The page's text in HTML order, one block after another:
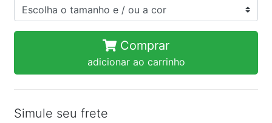
Comprar
adicionar ao carrinho
Simule seu frete